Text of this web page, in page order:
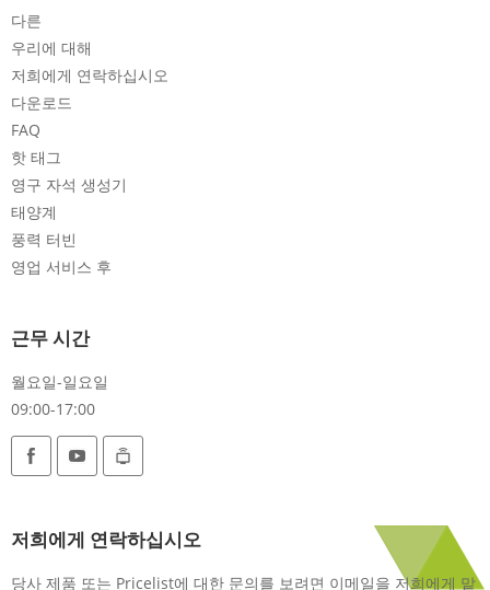
다른
우리에 대해
저희에게 연락하십시오
다운로드
FAQ
핫 태그
영구 자석 생성기
태양계
풍력 터빈
영업 서비스 후
근무 시간
월요일-일요일
09:00-17:00
저희에게 연락하십시오
당사 제품 또는 Pricelist에 대한 문의를 보려면 이메일을 저희에게 맡